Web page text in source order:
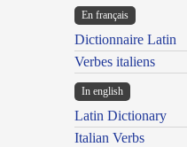
En français
Dictionnaire Latin
Verbes italiens
In english
Latin Dictionary
Italian Verbs